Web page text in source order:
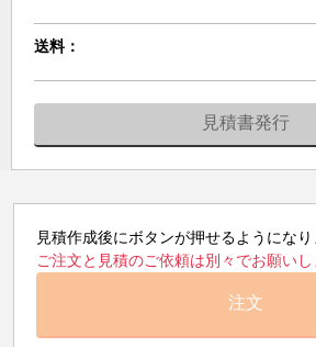
送料：
見積書発行
見積作成後にボタンが押せるようになり
ご注文と見積のご依頼は別々でお願いし
注文